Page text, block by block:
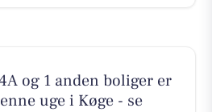
og 1 anden boliger er
uge i Køge - se